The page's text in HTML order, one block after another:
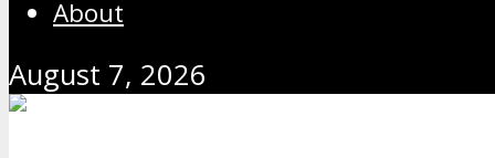
About
August 7, 2026